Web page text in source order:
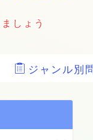
しょう
ジャンル別